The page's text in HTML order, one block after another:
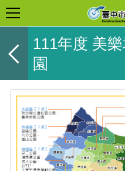
111年度 美
園